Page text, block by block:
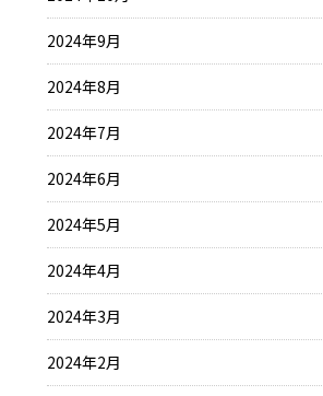
2024年9月
2024年8月
2024年7月
2024年6月
2024年5月
2024年4月
2024年3月
2024年2月